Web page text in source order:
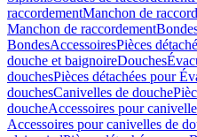
raccordementManchon de
Manchon de raccordement
BondesAccessoiresPièces
douche et baignoireDouches
douchesPièces détachées pour
douchesCanivelles de douche
doucheAccessoires pour
Accessoires pour canivelles de